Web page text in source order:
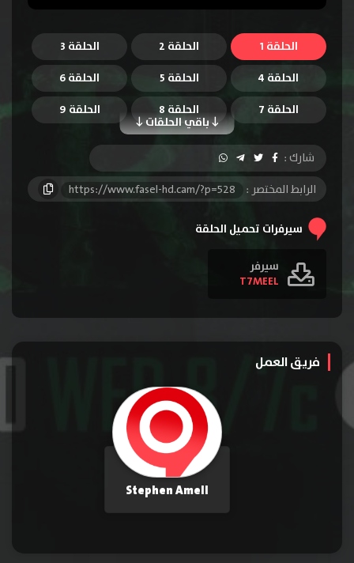
الحلقة 1 الحلقة 2
الحلقة 3
الحلقة 4
الحلقة 5 الحلقة 6
باقي الحلقات
الحلقة 7 الحلقة 8
الحلقة 9
الحلقة 10
الحلقة 11
الحلقة 12
الحلقة 13
الحلقة 14
الحلقة 15
الحلقة 16
الحلقة 17
الحلقة 18
الحلقة 19
الحلقة 20
الحلقة 22
شارك :
الرابط المختصر :
https://www.fasel-hd.cam/?p=528
سيرفرات تحميل الحلقة
سيرفر
T7MEEL
فريق العمل
Stephen Amell